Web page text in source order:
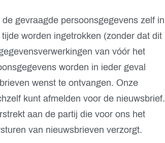
gevraagde persoonsgegevens zelf in
worden ingetrokken (zonder dat dit
van vóór het
worden in ieder geval
wenst te ontvangen. Onze
kunt afmelden voor de nieuwsbrief.
aan de partij die voor ons het
van nieuwsbrieven verzorgt.